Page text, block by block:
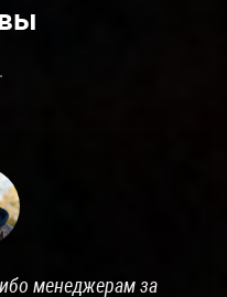
менеджерам за